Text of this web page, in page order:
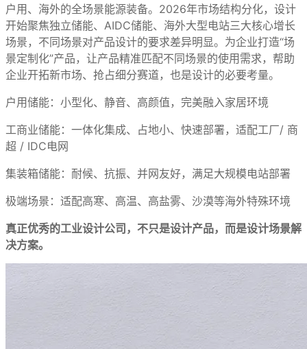
户用、海外的全场景能源装备。2026年市场结构分化，设计
开始聚焦独立储能、AIDC储能、海外大型电站三大核心增长
场景，不同场景对产品设计的要求差异明显。为企业打造“场
景定制化”产品，让产品精准匹配不同场景的使用需求，帮助
企业开拓新市场、抢占细分赛道，也是设计的必要考量。
户用储能：小型化、静音、高颜值，完美融入家居环境
工商业储能：一体化集成、占地小、快速部署，适配工厂/ 商
超 / IDC电网
集装箱储能：耐候、抗振、并网友好，满足大规模电站部署
极端场景：适配高寒、高温、高盐雾、沙漠等海外特殊环境
真正优秀的工业设计公司，不只是设计产品，而是设计场景解
决方案。